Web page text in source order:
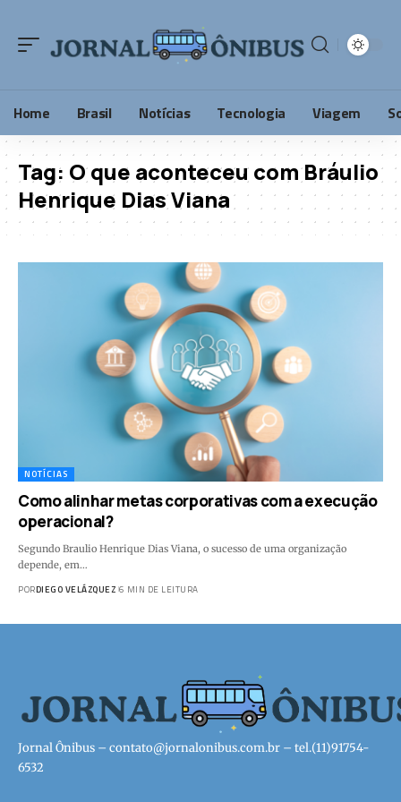
Home Brasil Notícias Tecnologia Viagem
Tag: O que aconteceu com Bráulio
Henrique Dias Viana
NOTÍCIAS
Como alinhar metas corporativas com a execução
operacional?
Segundo Braulio Henrique Dias Viana, o sucesso de uma organização
depende, em…
PORDIEGO VELÁZQUEZ 6 MIN DE LEITURA
Jornal Ônibus – contato@jornalonibus.com.br – tel.(11)91754-
6532